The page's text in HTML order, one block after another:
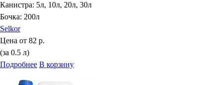
Канистра: 5л, 10л, 20л, 30л
Бочка: 200л
Selkor
Цена от 82 р.
(за 0.5 л)
Подробнее В корзину